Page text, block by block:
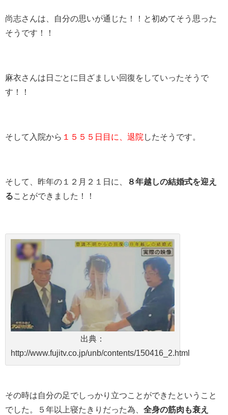
尚志さんは、自分の思いが通じた！！と初めてそう思った
そうです！！
麻衣さんは日ごとに目ざましい回復をしていったそうで
す！！
そして入院から １５５５日目に、退院 したそうです。
そして、昨年の１２月２１日に、
８年越しの結婚式を迎え
ることができました！！
出典：
http://www.fujitv.co.jp/unb/contents/150416_2.html
その時は自分の足でしっかり立つことができたということ
でした。５年以上寝たきりだった為、 全身の筋肉も衰え